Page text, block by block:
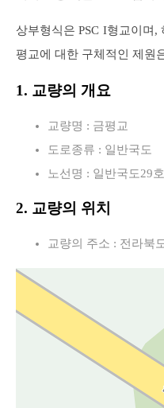
상부형식은 PSC I형교이며
평교에 대한 구체적인 제원
1. 교량의 개요
교량명 : 금평교
도로종류 : 일반국도
노선명 : 일반국도29
2. 교량의 위치
교량의 주소 : 전라북